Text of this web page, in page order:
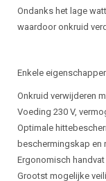
Ondanks het lage
waardoor onkruid
Enkele
Onkruid verwijderen
Voeding 230 V,
Optimale
beschermingskap en
Ergonomisch handvat
Grootst mogelijke